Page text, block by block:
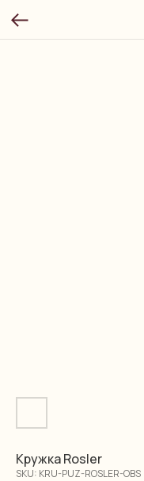
Кружка Rosler
SKU: KRU-PUZ-ROSLER-OBS